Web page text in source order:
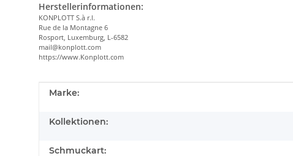
Herstellerinformationen:
KONPLOTT S.à r.l.
Rue de la Montagne 6
Rosport, Luxemburg, L-6582
mail@konplott.com
https://www.Konplott.com
Produkteigenschaft
Wert
Marke:
Kollektionen:
Schmuckart: